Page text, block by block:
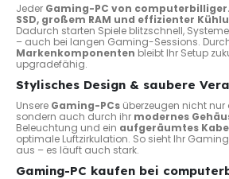
Jeder Gaming-PC von
SSD, großem RAM und effizienter
Dadurch starten Spiele blitzschnell,
– auch bei langen Gaming-Sessions.
Markenkomponenten bleibt Ihr Setup
upgradefähig.
Stylisches Design & saubere
Unsere Gaming-PCs überzeugen nicht nur
sondern auch durch ihr modernes
Beleuchtung und ein aufgeräumtes
optimale Luftzirkulation. So sieht Ihr
aus – es läuft auch stark.
Gaming-PC kaufen bei